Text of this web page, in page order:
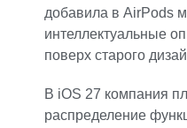
добавила в AirPods
интеллектуальные
поверх старого
В iOS 27 компания
распределение